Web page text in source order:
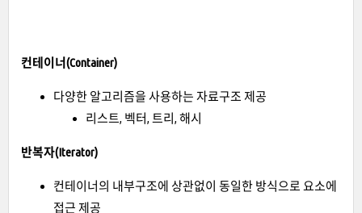
컨테이너(Container)
다양한 알고리즘을 사용하는 자료구조 제공
리스트, 벡터, 트리, 해시
반복자(Iterator)
컨테이너의 내부구조에 상관없이 동일한 방식으로 요소에
접근 제공